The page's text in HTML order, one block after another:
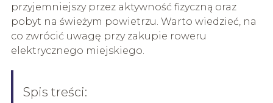
przyjemniejszy przez aktywność fizyczną oraz
pobyt na świeżym powietrzu. Warto wiedzieć, na
co zwrócić uwagę przy zakupie roweru
elektrycznego miejskiego.
Spis treści: